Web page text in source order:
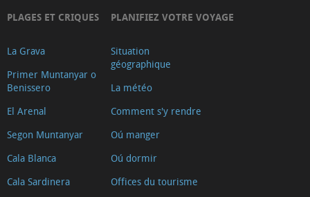
PLAGES ET CRIQUES
La Grava
Primer Muntanyar o
Benissero
El Arenal
Segon Muntanyar
Cala Blanca
Cala Sardinera
PLANIFIEZ VOTRE VOYAGE
Situation
géographique
La météo
Comment s'y rendre
Oú manger
Oú dormir
Offices du tourisme